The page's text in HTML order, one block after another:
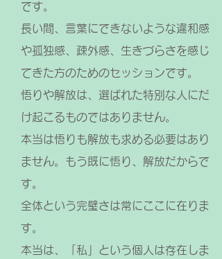
です。
長い間、言葉にできないような違和感
や孤独感、疎外感、生きづらさを感じ
てきた方のためのセッションです。
悟りや解放は、選ばれた特別な人にだ
け起こるものではありません。
本当は悟りも解放も求める必要はあり
ません。もう既に悟り、解放だからで
す。
全体という完璧さは常にここに在りま
す。
本当は、「私」という個人は存在しま